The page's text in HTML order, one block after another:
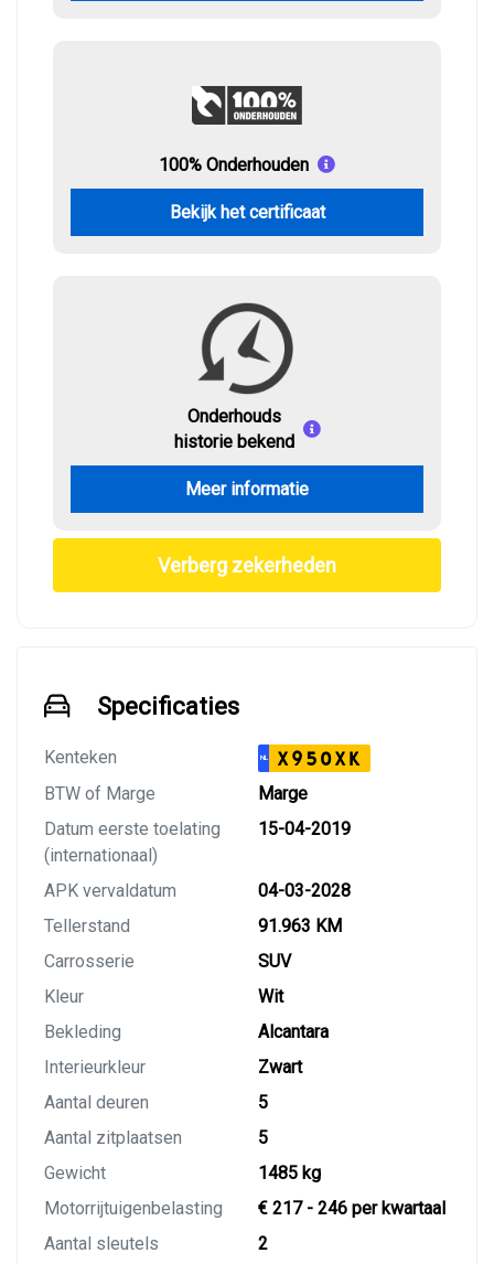
100% Onderhouden
Bekijk het certificaat
Onderhouds
historie bekend
Meer informatie
Verberg zekerheden
Specificaties
Kenteken NL X950XK
BTW of Marge
Marge
Datum eerste toelating
(internationaal)
15-04-2019
APK vervaldatum
04-03-2028
Tellerstand
91.963 KM
Carrosserie
SUV
Kleur
Wit
Bekleding
Alcantara
Interieurkleur
Zwart
Aantal deuren
5
Aantal zitplaatsen
5
Gewicht
1485 kg
Motorrijtuigenbelasting
€ 217 - 246 per kwartaal
Aantal sleutels
2